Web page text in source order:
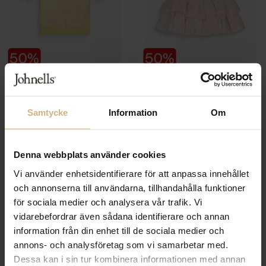
Samtycke Information Om
Denna webbplats använder cookies
Vi använder enhetsidentifierare för att anpassa innehållet
och annonserna till användarna, tillhandahålla funktioner
för sociala medier och analysera vår trafik. Vi
vidarebefordrar även sådana identifierare och annan
information från din enhet till de sociala medier och
annons- och analysföretag som vi samarbetar med.
Dessa kan i sin tur kombinera informationen med annan
MY AURORA PINK
350 SEK
MY AURORA PINK
350 SEK